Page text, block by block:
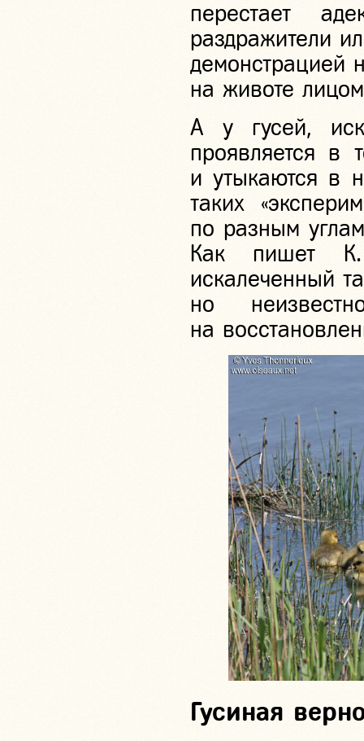
перестает
раздражители
демонстрацией
на животе
А у гусей,
проявляется в
и утыкаются в
таких
по разным
Как пишет
искалеченный
но
на
Гусиная